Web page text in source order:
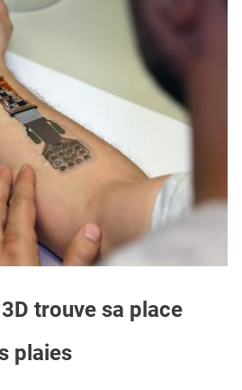
trouve sa place
plaies